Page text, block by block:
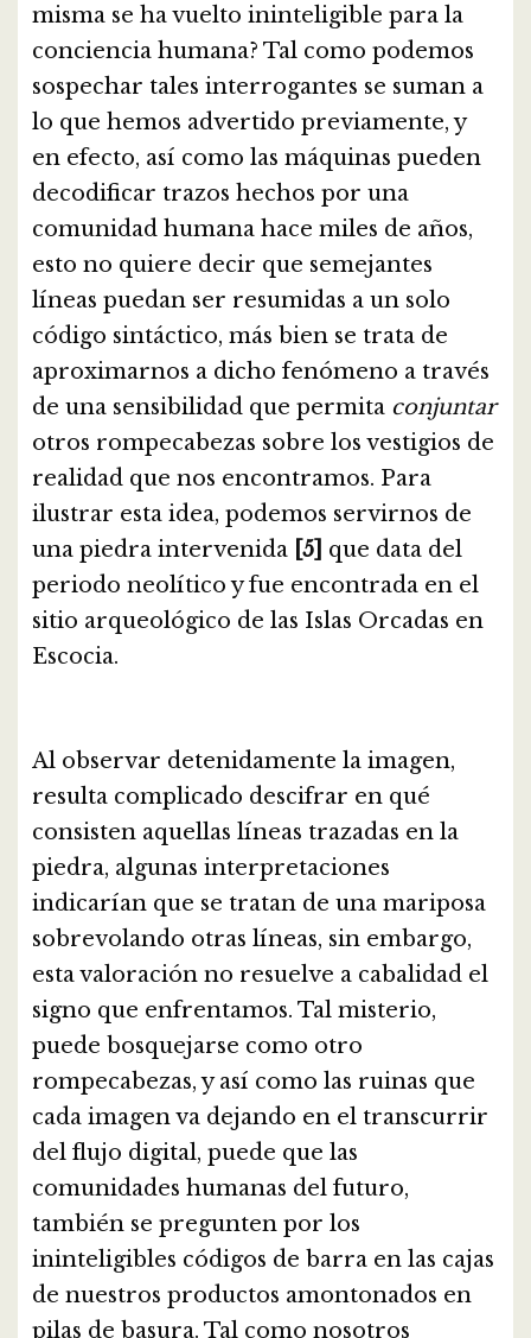
misma se ha vuelto ininteligible para la
conciencia humana? Tal como podemos
sospechar tales interrogantes se suman a
lo que hemos advertido previamente, y
en efecto, así como las máquinas pueden
decodificar trazos hechos por una
comunidad humana hace miles de años,
esto no quiere decir que semejantes
líneas puedan ser resumidas a un solo
código sintáctico, más bien se trata de
aproximarnos a dicho fenómeno a través
de una sensibilidad que permita conjuntar
otros rompecabezas sobre los vestigios de
realidad que nos encontramos. Para
ilustrar esta idea, podemos servirnos de
una piedra intervenida [5] que data del
periodo neolítico y fue encontrada en el
sitio arqueológico de las Islas Orcadas en
Escocia.
Al observar detenidamente la imagen,
resulta complicado descifrar en qué
consisten aquellas líneas trazadas en la
piedra, algunas interpretaciones
indicarían que se tratan de una mariposa
sobrevolando otras líneas, sin embargo,
esta valoración no resuelve a cabalidad el
signo que enfrentamos. Tal misterio,
puede bosquejarse como otro
rompecabezas, y así como las ruinas que
cada imagen va dejando en el transcurrir
del flujo digital, puede que las
comunidades humanas del futuro,
también se pregunten por los
ininteligibles códigos de barra en las cajas
de nuestros productos amontonados en
pilas de basura. Tal como nosotros